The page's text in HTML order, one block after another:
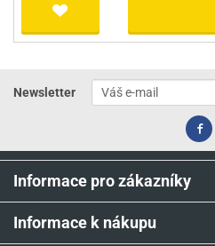
Newsletter
Informace pro zákazníky
Informace k nákupu